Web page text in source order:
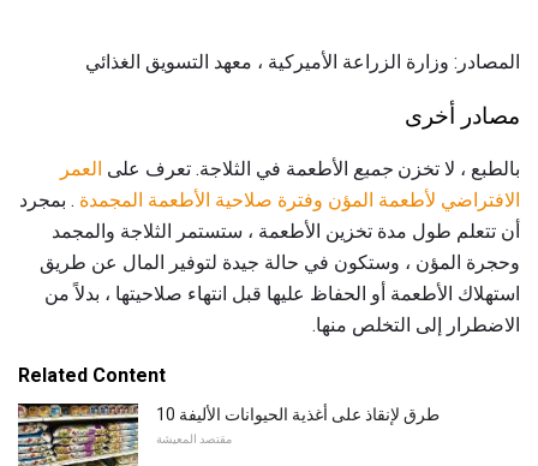
المصادر: وزارة الزراعة الأميركية ، معهد التسويق الغذائي
مصادر أخرى
بالطبع ، لا تخزن جميع الأطعمة في الثلاجة. تعرف على العمر
الافتراضي لأطعمة المؤن وفترة صلاحية الأطعمة المجمدة . بمجرد
أن تتعلم طول مدة تخزين الأطعمة ، ستستمر الثلاجة والمجمد
وحجرة المؤن ، وستكون في حالة جيدة لتوفير المال عن طريق
استهلاك الأطعمة أو الحفاظ عليها قبل انتهاء صلاحيتها ، بدلاً من
الاضطرار إلى التخلص منها.
Related Content
10 طرق لإنقاذ على أغذية الحيوانات الأليفة
مقتصد المعيشة